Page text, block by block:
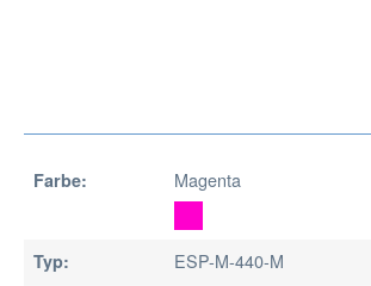
Farbe: Magenta
Typ: ESP-M-440-M